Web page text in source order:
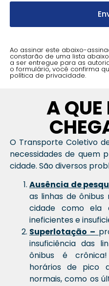
Ao assinar este abaixo-
constarão de uma lista
a ser entregue para as
o formulário, você confirma
política de privacidade.
A
O Transporte Coletivo
necessidades de quem
cidade. São diversos
Ausência de
as linhas de
cidade como ela
ineficientes e
Superlotação –
insuficiência das
ônibus é
horários de pico
normais, como os